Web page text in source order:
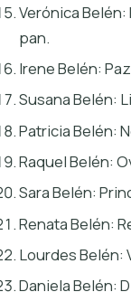
Verónica
pan.
Irene Belén:
Susana Belén:
Patricia Belén:
Raquel Belén:
Sara Belén:
Renata Belén:
Lourdes Belén:
Daniela Belén: